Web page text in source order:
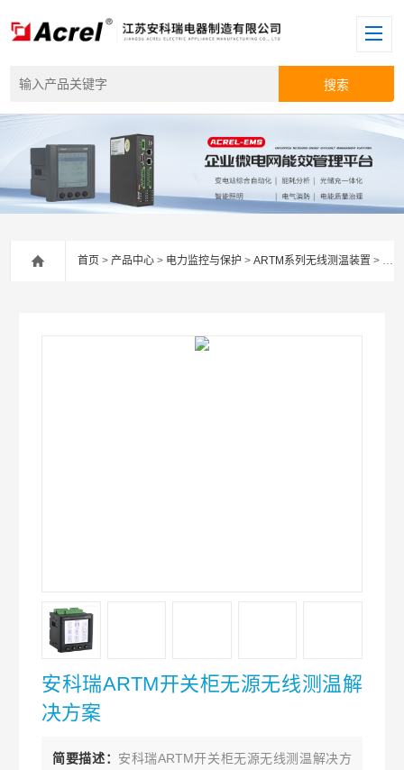
首页 >产品中心 > 电力监控与保护 >ARTM系列无线测温装置 > ARTM-Pn安科瑞ARTM开关柜无源无线测温解决方案
安科瑞ARTM开关柜无源无线测温解
决方案
简要描述： 安科瑞ARTM开关柜无源无线测温解决方